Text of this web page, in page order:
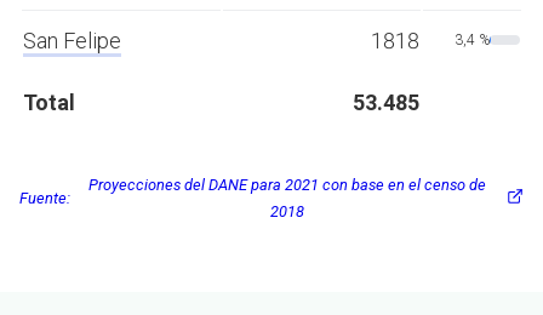
San Felipe 1818 3,4 %
Total 53.485
Fuente:
Proyecciones del DANE para 2021 con base en el censo de
2018